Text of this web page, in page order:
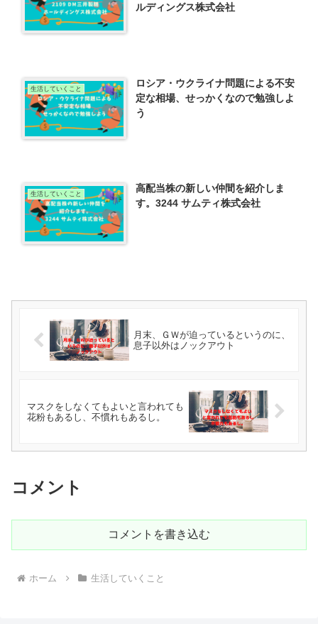
ルディングス株式会社
生活していくこと
ロシア・ウクライナ問題による不安
定な相場、せっかくなので勉強しよ
う
生活していくこと
高配当株の新しい仲間を紹介しま
す。3244 サムティ株式会社
月末、ＧＷが迫っているというのに、
息子以外はノックアウト
マスクをしなくてもよいと言われても
花粉もあるし、不慣れもあるし。
コメント
コメントを書き込む
ホーム 生活していくこと